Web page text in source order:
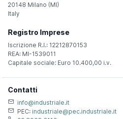
20148 Milano (MI)
Italy
Registro Imprese
Iscrizione R.I.: 12212870153
REA: MI-1539011
Capitale sociale: Euro 10.400,00 i.v.
Contatti
info@industriale.it
PEC: industriale@pec.industriale.it